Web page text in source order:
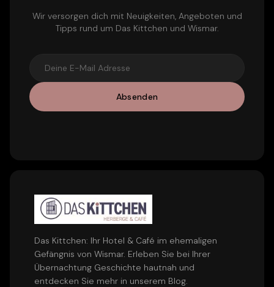
Wir versorgen dich mit Neuigkeiten, Angeboten und
Tipps rund um Das Kittchen und Wismar.
Absenden
Das Kittchen: Ihr Hotel & Café im ehemaligen
Gefängnis von Wismar. Erleben Sie bei Ihrer
Übernachtung Geschichte hautnah und
entdecken Sie mehr in unserem Blog.